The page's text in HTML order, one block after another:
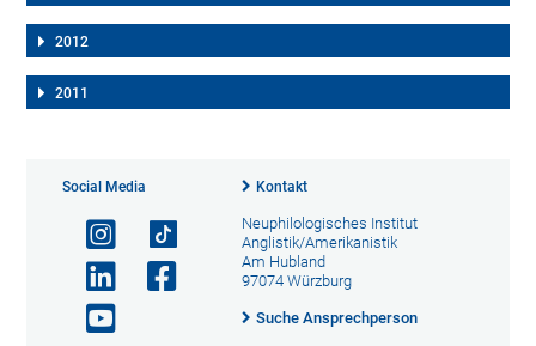
2012
2011
Social Media Kontakt
Neuphilologisches Institut
Anglistik/Amerikanistik
Am Hubland
97074 Würzburg
Suche Ansprechperson